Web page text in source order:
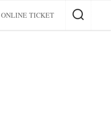
ONLINE TICKET